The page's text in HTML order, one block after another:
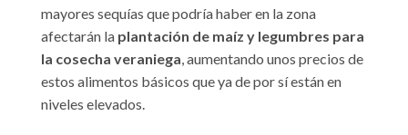
mayores sequías que podría haber en la zona
afectarán la plantación de maíz y legumbres para
la cosecha veraniega, aumentando unos precios de
estos alimentos básicos que ya de por sí están en
niveles elevados.